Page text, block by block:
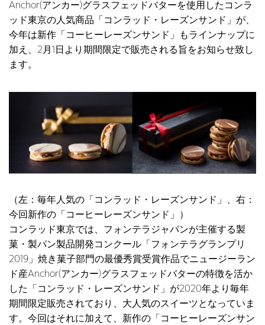
Anchor(アンカー)グラスフェッドバターを使用したコンラ
ッド東京の人気商品「コンラッド・レーズンサンド」が、
今年は新作「コーヒーレーズンサンド」もラインナップに
加え、2月1日より期間限定で販売される旨をお知らせ致し
ます。
（左：毎年人気の「コンラッド・レーズンサンド」、右：
今回新作の「コーヒーレーズンサンド」）
コンラッド東京では、フォンテラジャパンが主催する製
菓・製パン製品開発コンクール「フォンテラグランプリ
2019」焼き菓子部門の最優秀賞受賞作品でニュージーラン
ド産Anchor(アンカー)グラスフェッドバターの特徴を活か
した「コンラッド・レーズンサンド」が2020年より毎年
期間限定販売されており、大人気のスイーツとなっていま
す。今回はそれに加えて、新作の「コーヒーレーズンサン